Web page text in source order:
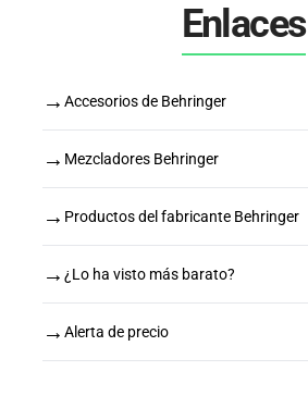
Enlaces
→ Accesorios de Behringer
→ Mezcladores Behringer
→ Productos del fabricante Behringer
→ ¿Lo ha visto más barato?
→ Alerta de precio